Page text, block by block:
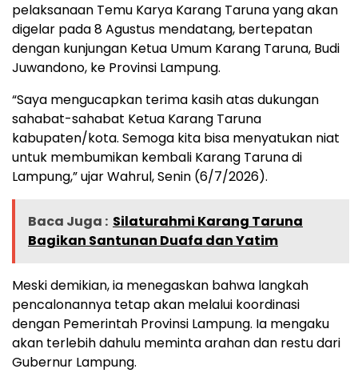
pelaksanaan Temu Karya Karang Taruna yang akan
digelar pada 8 Agustus mendatang, bertepatan
dengan kunjungan Ketua Umum Karang Taruna, Budi
Juwandono, ke Provinsi Lampung.
“Saya mengucapkan terima kasih atas dukungan
sahabat-sahabat Ketua Karang Taruna
kabupaten/kota. Semoga kita bisa menyatukan niat
untuk membumikan kembali Karang Taruna di
Lampung,” ujar Wahrul, Senin (6/7/2026).
Baca Juga : Silaturahmi Karang Taruna
Bagikan Santunan Duafa dan Yatim
Meski demikian, ia menegaskan bahwa langkah
pencalonannya tetap akan melalui koordinasi
dengan Pemerintah Provinsi Lampung. Ia mengaku
akan terlebih dahulu meminta arahan dan restu dari
Gubernur Lampung.